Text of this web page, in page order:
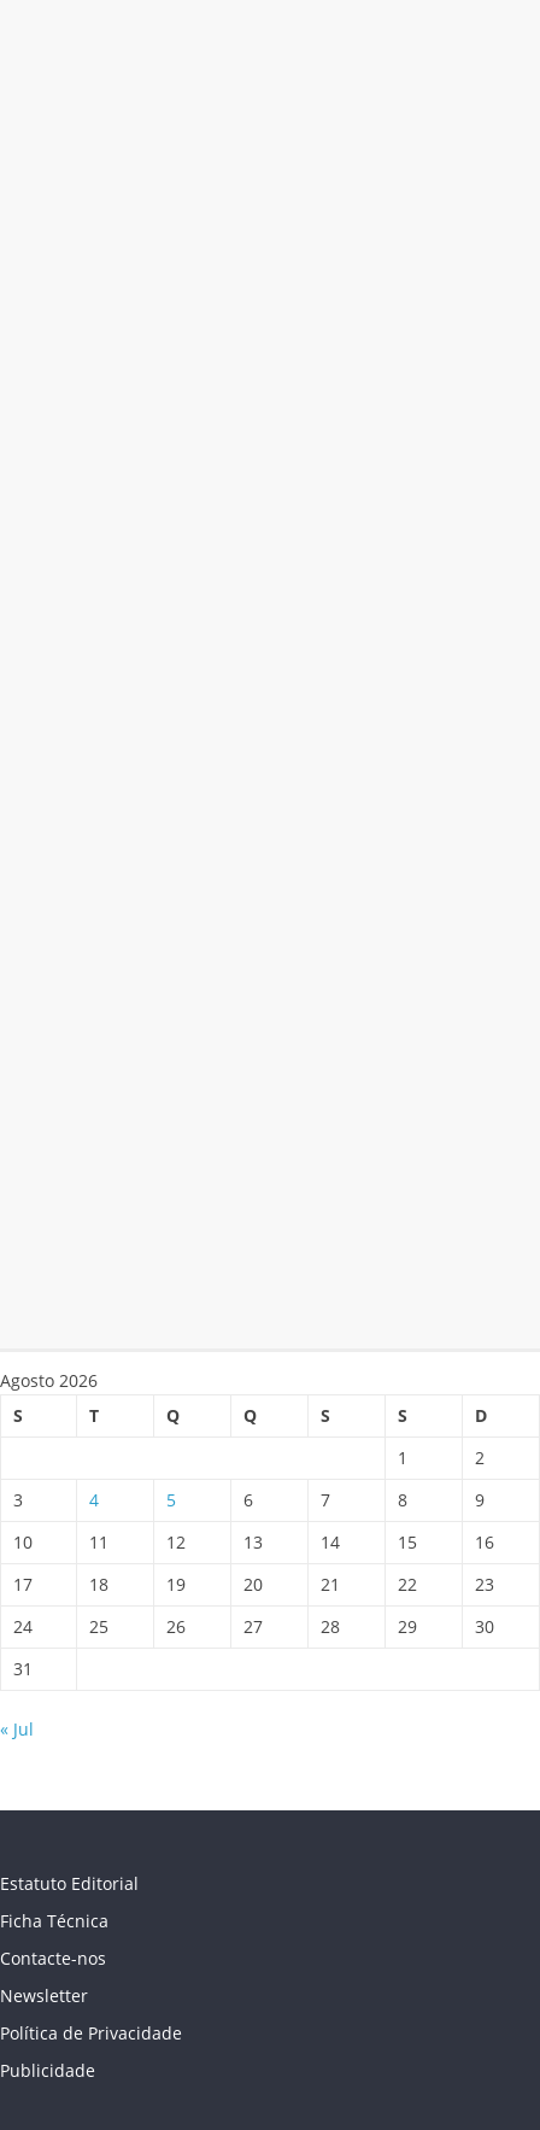
Agosto 2026
S
T Q Q S S
D
1
2
3
4 5 6 7 8
9
10
11 12 13 14 15
16
17
18 19 20 21 22
23
24
25 26 27 28 29
30
31
« Jul
Estatuto Editorial
Ficha Técnica
Contacte-nos
Newsletter
Política de Privacidade
Publicidade